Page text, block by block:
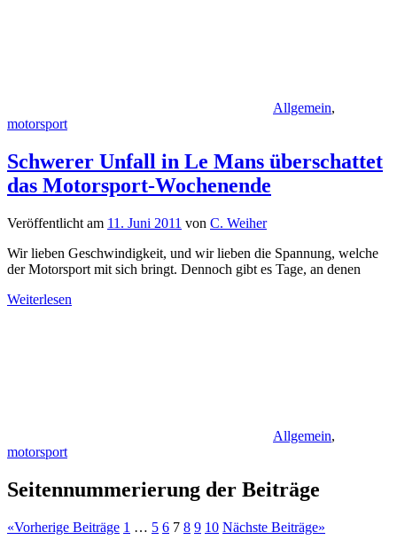
Allgemein,
motorsport
Schwerer Unfall in Le Mans überschattet
das Motorsport-Wochenende
Veröffentlicht am 11. Juni 2011 von C. Weiher
Wir lieben Geschwindigkeit, und wir lieben die Spannung, welche
der Motorsport mit sich bringt. Dennoch gibt es Tage, an denen
Weiterlesen
Allgemein,
motorsport
Seitennummerierung der Beiträge
«Vorherige Beiträge 1 … 5 6 7 8 9 10 Nächste Beiträge»